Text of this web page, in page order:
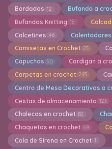
Bordados 12 Bufanda a
Bufandas Knitting 15
Calcetines 46 Calentadores
Camisetas en Crochet 25
Capuchas 50 Cardigan a
Carpetas en crochet 293
Centro de Mesa Decorativos a
Cestas de almacenamiento 123
Chalecos en crochet 82
Chaquetas en crochet 69
Cola de Sirena en Crochet 1